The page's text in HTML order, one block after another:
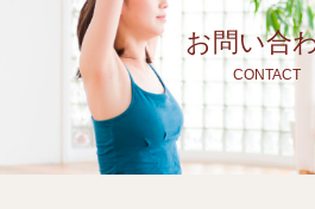
お問い合
CONTACT